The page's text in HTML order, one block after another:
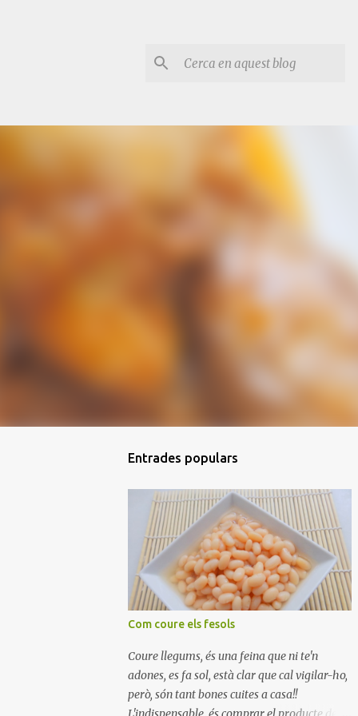
Entrades populars
Com coure els fesols
Coure llegums, és una feina que ni te'n
adones, es fa sol, està clar que cal vigilar-ho,
però, són tant bones cuites a casa!!